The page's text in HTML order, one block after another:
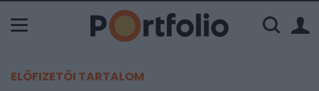
ELŐFIZETŐI TARTALOM